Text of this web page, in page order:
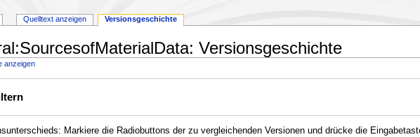
Versionsgeschichte
anzeigen
Markiere die Radiobuttons der zu vergleichenden Versionen und drücke die
Quelltext anzeigen Versionsgeschichte